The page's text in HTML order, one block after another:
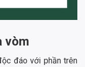
vòm
đáo với phần trên